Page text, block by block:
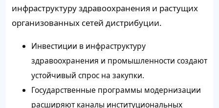
инфраструктуру здравоохранения и растущих
организованных сетей дистрибуции.
Инвестиции в инфраструктуру
здравоохранения и промышленности создают
устойчивый спрос на закупки.
Государственные программы модернизации
расширяют каналы институциональных